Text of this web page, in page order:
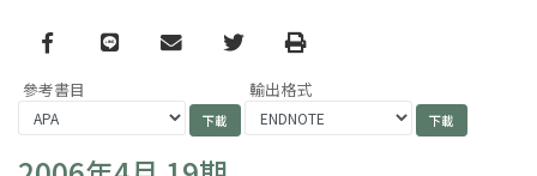
Facebook
line email TwitterPrint
參考書目 輸出格式